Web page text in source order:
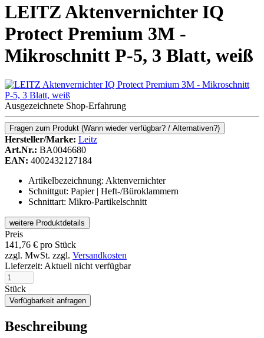
LEITZ Aktenvernichter IQ
Protect Premium 3M -
Mikroschnitt P-5, 3 Blatt, weiß
Ausgezeichnete Shop-Erfahrung
Fragen zum Produkt (Wann wieder verfügbar? / Alternativen?)
Hersteller/Marke: Leitz
Art.Nr.: BA0046680
EAN: 4002432127184
Artikelbezeichnung: Aktenvernichter
Schnittgut: Papier | Heft-/Büroklammern
Schnittart: Mikro-Partikelschnitt
weitere Produktdetails
Preis
141,76 € pro Stück
zzgl. MwSt. zzgl. Versandkosten
Lieferzeit: Aktuell nicht verfügbar
Stück
Verfügbarkeit anfragen
Beschreibung